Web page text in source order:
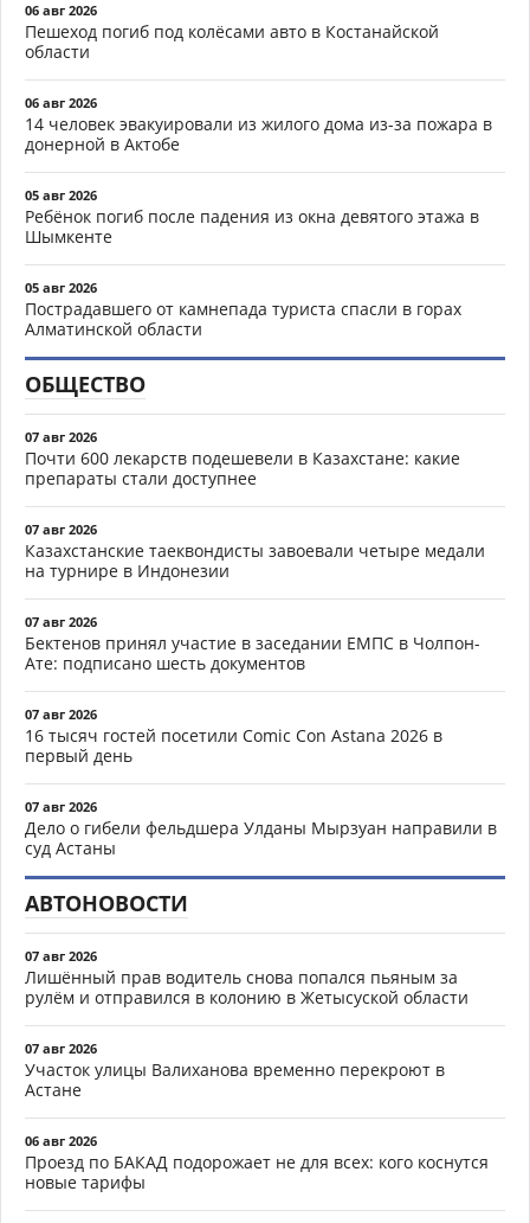
06 авг 2026
Пешеход погиб под колёсами авто в Костанайской
области
06 авг 2026
14 человек эвакуировали из жилого дома из-за пожара в
донерной в Актобе
05 авг 2026
Ребёнок погиб после падения из окна девятого этажа в
Шымкенте
05 авг 2026
Пострадавшего от камнепада туриста спасли в горах
Алматинской области
ОБЩЕСТВО
07 авг 2026
Почти 600 лекарств подешевели в Казахстане: какие
препараты стали доступнее
07 авг 2026
Казахстанские таеквондисты завоевали четыре медали
на турнире в Индонезии
07 авг 2026
Бектенов принял участие в заседании ЕМПС в Чолпон-
Ате: подписано шесть документов
07 авг 2026
16 тысяч гостей посетили Comic Con Astana 2026 в
первый день
07 авг 2026
Дело о гибели фельдшера Улданы Мырзуан направили в
суд Астаны
АВТОНОВОСТИ
07 авг 2026
Лишённый прав водитель снова попался пьяным за
рулём и отправился в колонию в Жетысуской области
07 авг 2026
Участок улицы Валиханова временно перекроют в
Астане
06 авг 2026
Проезд по БАКАД подорожает не для всех: кого коснутся
новые тарифы